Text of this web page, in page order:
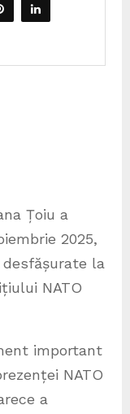
Țoiu a
2025,
la
NATO
important
NATO
a